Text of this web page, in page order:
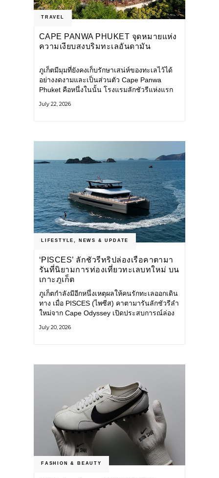
TRAVEL
CAPE PANWA PHUKET จุดหมายแห่ง
ความเงียบสงบริมทะเลอันดามัน
ภูเก็ตมีมุมที่ยังคงเก็บรักษาเสน่ห์ของทะเลไว้ได้
อย่างงดงามและเป็นส่วนตัว Cape Panwa
Phuket คือหนึ่งในนั้น โรงแรมลักชัวรีแห่งแรก
แหลมพันวา ทางตะวันออกเฉียงใต้ของเกาะ
July 22, 2026
LIFESTYLE NEWS & UPDATE
‘PISCES’ ลักชัวรีทริปล่องเรือคาตามา
รันที่นิยามการท่องเที่ยวทะเลบทใหม่ บน
เกาะภูเก็ต
ภูเก็ตกำลังมีอีกหนึ่งเหตุผลให้คนรักทะเลออกเดิน
ทาง เมื่อ PISCES (ไพซีส) คาตามารันลักชัวรีลำ
ใหม่จาก Cape Odyssey เปิดประสบการณ์ล่อง
ไป ผสานความสะดวกสบายแบบโรงแรมระดับ
July 20, 2026
FASHION & BEAUTY